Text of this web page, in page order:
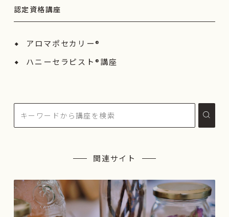
認定資格講座
アロマポセカリー®
ハニーセラピスト®︎講座
関連サイト